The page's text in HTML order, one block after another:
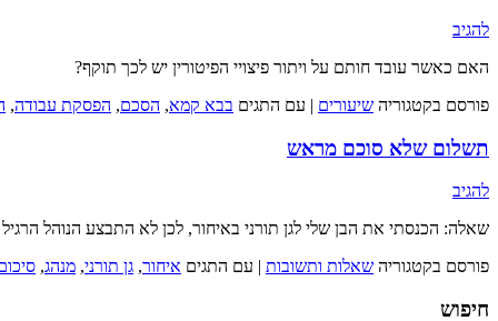
להגיב
האם כאשר עובד חותם על ויתור פיצויי הפיטורין יש לכך תוקף?
פורסם בקטגוריה שיעורים | עם התגים בבא קמא, הסכם, הפסקת עבודה,
תשלום שלא סוכם מראש
להגיב
שאלה: הכנסתי את הבן שלי לגן תורני באיחור, לכן לא התבצע הנוהל
פורסם בקטגוריה שאלות ותשובות | עם התגים איחור, גן תורני, מנהג,
חיפוש